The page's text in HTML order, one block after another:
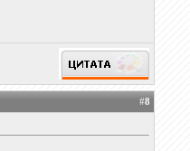
#8